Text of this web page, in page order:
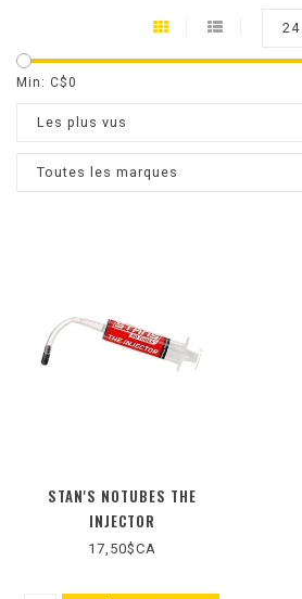
24
Min: C$0
Les plus vus
Toutes les marques
STAN'S NOTUBES THE
INJECTOR
17,50$CA